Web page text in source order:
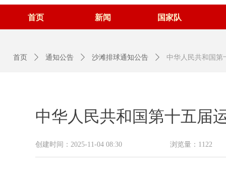
首页 新闻 国家队
中华人民共和国第十五届
创建时间： 2025-11-04 08:30 浏览量： 1122
首页 ꄲ 通知公告 ꄲ 沙滩排球通知公告 ꄲ 中华人民共和国第